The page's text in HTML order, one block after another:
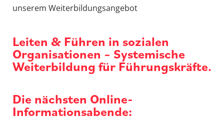
unserem Weiterbildungsangebot
Leiten & Führen in sozialen
Organisationen – Systemische
Weiterbildung für Führungskräfte.
Die nächsten Online-
Informationsabende: